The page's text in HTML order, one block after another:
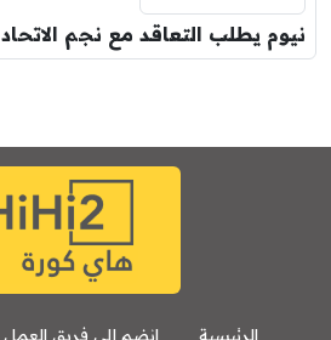
نيوم يطلب التعاقد مع نجم الاتحاد
الرئيسية انضم إلى فريق العمل